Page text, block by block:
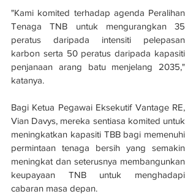
"Kami komited terhadap agenda Peralihan
Tenaga TNB untuk mengurangkan 35
peratus daripada intensiti pelepasan
karbon serta 50 peratus daripada kapasiti
penjanaan arang batu menjelang 2035,"
katanya.
Bagi Ketua Pegawai Eksekutif Vantage RE,
Vian Davys, mereka sentiasa komited untuk
meningkatkan kapasiti TBB bagi memenuhi
permintaan tenaga bersih yang semakin
meningkat dan seterusnya membangunkan
keupayaan TNB untuk menghadapi
cabaran masa depan.